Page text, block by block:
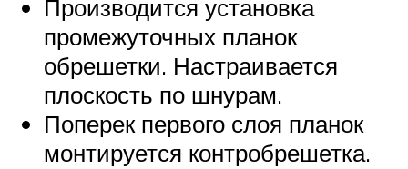
Производится установка
промежуточных планок
обрешетки. Настраивается
плоскость по шнурам.
Поперек первого слоя планок
монтируется контробрешетка.